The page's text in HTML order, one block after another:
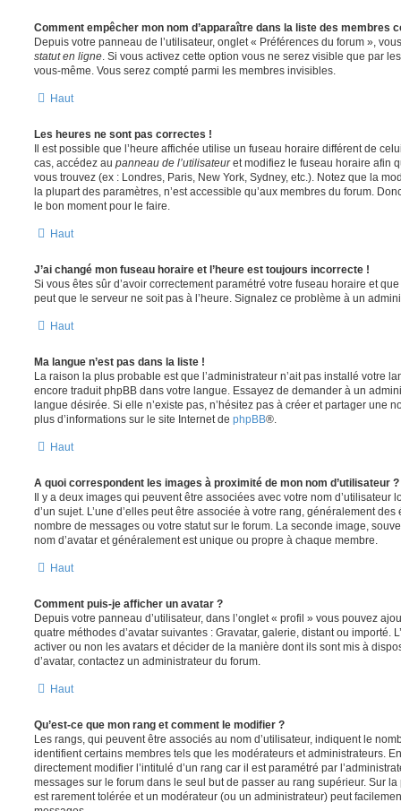
Comment empêcher mon nom d’apparaître dans la liste des membres
Depuis votre panneau de l’utilisateur, onglet « Préférences du forum »,
statut en ligne . Si vous activez cette option vous ne serez visible que par
vous-même. Vous serez compté parmi les membres invisibles.
Haut
Les heures ne sont pas correctes !
Il est possible que l’heure affichée utilise un fuseau horaire différent de
cas, accédez au panneau de l’utilisateuret modifiez le fuseau horaire afin
vous trouvez (ex : Londres, Paris, New York, Sydney, etc.). Notez que la
la plupart des paramètres, n’est accessible qu’aux membres du forum.
le bon moment pour le faire.
Haut
J’ai changé mon fuseau horaire et l’heure est toujours incorrecte !
Si vous êtes sûr d’avoir correctement paramétré votre fuseau horaire et
peut que le serveur ne soit pas à l’heure. Signalez ce problème à un
Haut
Ma langue n’est pas dans la liste !
La raison la plus probable est que l’administrateur n’ait pas installé votre
encore traduit phpBB dans votre langue. Essayez de demander à un
langue désirée. Si elle n’existe pas, n’hésitez pas à créer et partager une
plus d’informations sur le site Internet de phpBB®.
Haut
A quoi correspondent les images à proximité de mon nom d’utilisateur ?
Il y a deux images qui peuvent être associées avec votre nom d’utilisateur
d’un sujet. L’une d’elles peut être associée à votre rang, généralement
nombre de messages ou votre statut sur le forum. La seconde image,
nom d’avatar et généralement est unique ou propre à chaque membre.
Haut
Comment puis-je afficher un avatar ?
Depuis votre panneau d’utilisateur, dans l’onglet « profil » vous pouvez
quatre méthodes d’avatar suivantes : Gravatar, galerie, distant ou importé.
activer ou non les avatars et décider de la manière dont ils sont mis à
d’avatar, contactez un administrateur du forum.
Haut
Qu’est-ce que mon rang et comment le modifier ?
Les rangs, qui peuvent être associés au nom d’utilisateur, indiquent le
identifient certains membres tels que les modérateurs et administrateurs.
directement modifier l’intitulé d’un rang car il est paramétré par
messages sur le forum dans le seul but de passer au rang supérieur. Sur
est rarement tolérée et un modérateur (ou un administrateur) peut